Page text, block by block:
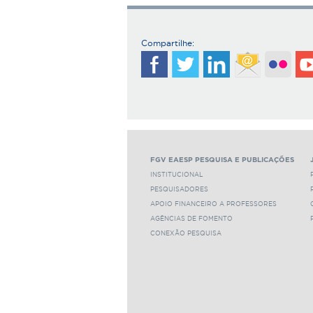
Compartilhe:
FGV EAESP PESQUISA E PUBLICAÇÕES
INSTITUCIONAL
PESQUISADORES
APOIO FINANCEIRO A PROFESSORES
AGÊNCIAS DE FOMENTO
CONEXÃO PESQUISA